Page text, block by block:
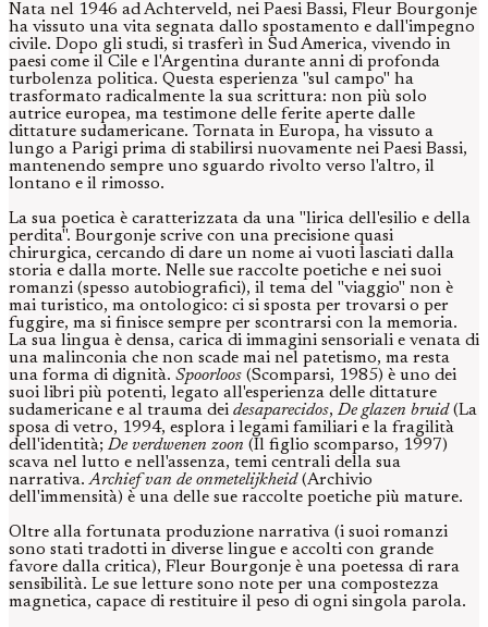
Nata nel 1946 ad Achterveld, nei Paesi Bassi, Fleur Bourgonje
ha vissuto una vita segnata dallo spostamento e dall'impegno
civile. Dopo gli studi, si trasferì in Sud America, vivendo in
paesi come il Cile e l'Argentina durante anni di profonda
turbolenza politica. Questa esperienza "sul campo" ha
trasformato radicalmente la sua scrittura: non più solo
autrice europea, ma testimone delle ferite aperte dalle
dittature sudamericane. Tornata in Europa, ha vissuto a
lungo a Parigi prima di stabilirsi nuovamente nei Paesi Bassi,
mantenendo sempre uno sguardo rivolto verso l'altro, il
lontano e il rimosso.
La sua poetica è caratterizzata da una "lirica dell'esilio e della
perdita". Bourgonje scrive con una precisione quasi
chirurgica, cercando di dare un nome ai vuoti lasciati dalla
storia e dalla morte. Nelle sue raccolte poetiche e nei suoi
romanzi (spesso autobiografici), il tema del "viaggio" non è
mai turistico, ma ontologico: ci si sposta per trovarsi o per
fuggire, ma si finisce sempre per scontrarsi con la memoria.
La sua lingua è densa, carica di immagini sensoriali e venata di
una malinconia che non scade mai nel patetismo, ma resta
una forma di dignità. Spoorloos (Scomparsi, 1985) è uno dei
suoi libri più potenti, legato all'esperienza delle dittature
sudamericane e al trauma dei desaparecidos, De glazen bruid(La
sposa di vetro, 1994, esplora i legami familiari e la fragilità
dell'identità; De verdwenen zoon (Il figlio scomparso, 1997)
scava nel lutto e nell'assenza, temi centrali della sua
narrativa.Archief van de onmetelijkheid(Archivio
dell'immensità) è una delle sue raccolte poetiche più mature.
Oltre alla fortunata produzione narrativa (i suoi romanzi
sono stati tradotti in diverse lingue e accolti con grande
favore dalla critica), Fleur Bourgonje è una poetessa di rara
sensibilità. Le sue letture sono note per una compostezza
magnetica, capace di restituire il peso di ogni singola parola.